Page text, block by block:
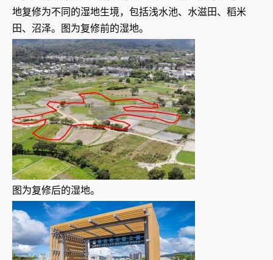
地复修为不同的湿地生境，包括浅水池、水滋田、稻米
田、沼泽。图为复修前的湿地。
图为复修后的湿地。